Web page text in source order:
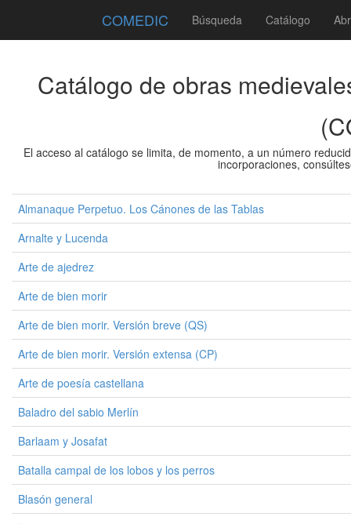
COMEDIC Búsqueda Catálogo
Catálogo de obras
El acceso al catálogo se limita, de momento, a un número
incorporaciones,
Almanaque Perpetuo. Los Cánones de las Tablas
Arnalte y Lucenda
Arte de ajedrez
Arte de bien morir
Arte de bien morir. Versión breve (QS)
Arte de bien morir. Versión extensa (CP)
Arte de poesía castellana
Baladro del sabio Merlín
Barlaam y Josafat
Batalla campal de los lobos y los perros
Blasón general